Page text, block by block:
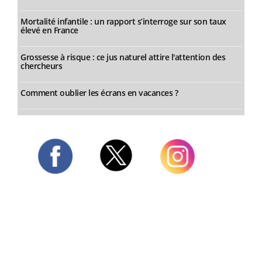
Mortalité infantile : un rapport s’interroge sur son taux
élevé en France
Grossesse à risque : ce jus naturel attire l'attention des
chercheurs
Comment oublier les écrans en vacances ?